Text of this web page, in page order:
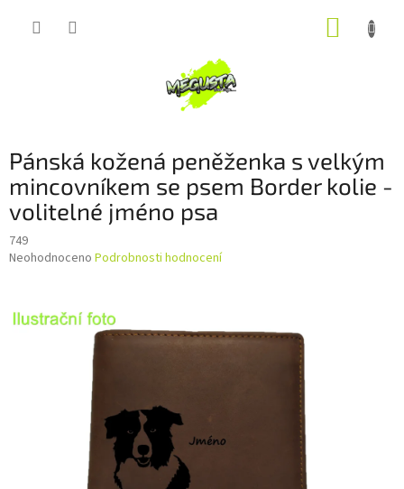
Pánská kožená peněženka s velkým
mincovníkem se psem Border kolie -
volitelné jméno psa
749
Průměrné
je
0,0
Neohodnoceno Podrobnosti hodnocení